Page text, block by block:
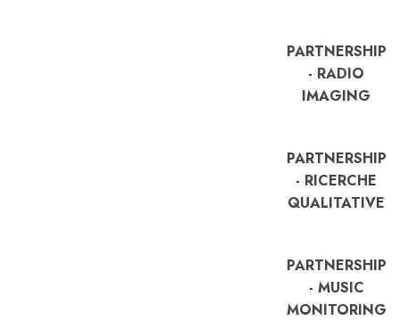
PARTNERSHIP
- RADIO
IMAGING
PARTNERSHIP
- RICERCHE
QUALITATIVE
PARTNERSHIP
- MUSIC
MONITORING